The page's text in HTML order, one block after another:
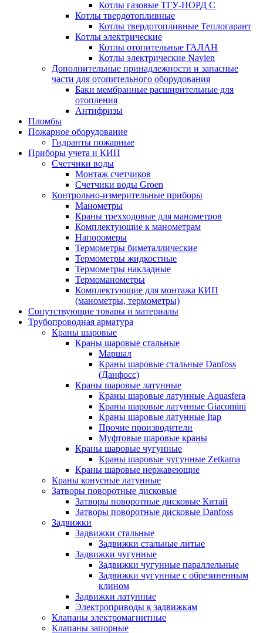
Котлы газовые ТГУ-НОРД С
Котлы твердотопливные
Котлы твердотопливные Теплогарант
Котлы электрические
Котлы отопительные ГАЛАН
Котлы электрические Navien
Дополнительные принадлежности и запасные
части для отопительного оборудования
Баки мембранные расширительные для
отопления
Антифризы
Пломбы
Пожарное оборудование
Гидранты пожарные
Приборы учета и КИП
Счетчики воды
Монтаж счетчиков
Счетчики воды Groen
Контрольно-измерительные приборы
Манометры
Краны трехходовые для манометров
Комплектующие к манометрам
Напоромеры
Термометры биметаллические
Термометры жидкостные
Термометры накладные
Термоманометры
Комплектующие для монтажа КИП
(манометры, термометры)
Сопутствующие товары и материалы
Трубопроводная арматура
Краны шаровые
Краны шаровые стальные
Маршал
Краны шаровые стальные Danfoss
(Данфосс)
Краны шаровые латунные
Краны шаровые латунные Aquasfera
Краны шаровые латунные Giacomini
Краны шаровые латунные Itap
Прочие производители
Муфтовые шаровые краны
Краны шаровые чугунные
Краны шаровые чугунные Zetkama
Краны шаровые нержавеющие
Краны конусные латунные
Затворы поворотные дисковые
Затворы поворотные дисковые Китай
Затворы поворотные дисковые Danfoss
Задвижки
Задвижки стальные
Задвижки стальные литые
Задвижки чугунные
Задвижки чугунные параллельные
Задвижки чугунные с обрезиненным
клином
Задвижки латунные
Электроприводы к задвижкам
Клапаны электромагнитные
Клапаны запорные